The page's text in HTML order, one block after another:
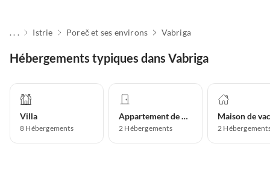
. . . Istrie Poreč et ses environs Vabriga
Hébergements typiques dans Vabriga
Villa
8 Hébergements
Appartement de vacances
2 Hébergements 2